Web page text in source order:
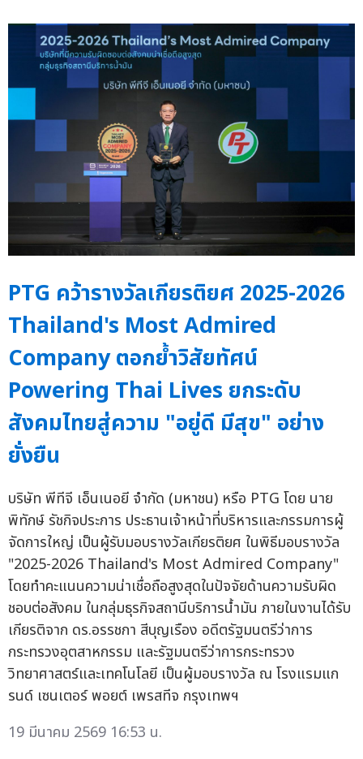
PTG คว้ารางวัลเกียรติยศ 2025-2026
Thailand's Most Admired
Company ตอกย้ำวิสัยทัศน์
Powering Thai Lives ยกระดับ
สังคมไทยสู่ความ "อยู่ดี มีสุข" อย่าง
ยั่งยืน
บริษัท พีทีจี เอ็นเนอยี จำกัด (มหาชน) หรือ PTG โดย นาย
พิทักษ์ รัชกิจประการ ประธานเจ้าหน้าที่บริหารและกรรมการผู้
จัดการใหญ่ เป็นผู้รับมอบรางวัลเกียรติยศ ในพิธีมอบรางวัล
"2025-2026 Thailand's Most Admired Company"
โดยทำคะแนนความน่าเชื่อถือสูงสุดในปัจจัยด้านความรับผิด
ชอบต่อสังคม ในกลุ่มธุรกิจสถานีบริการน้ำมัน ภายในงานได้รับ
เกียรติจาก ดร.อรรชกา สีบุญเรือง อดีตรัฐมนตรีว่าการ
กระทรวงอุตสาหกรรม และรัฐมนตรีว่าการกระทรวง
วิทยาศาสตร์และเทคโนโลยี เป็นผู้มอบรางวัล ณ โรงแรมแก
รนด์ เซนเตอร์ พอยต์ เพรสทีจ กรุงเทพฯ
19 มีนาคม 2569 16:53 น.